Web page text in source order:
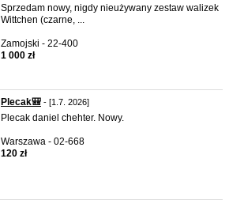
Sprzedam nowy, nigdy nieużywany zestaw walizek
Wittchen (czarne, ...
Zamojski - 22-400
1 000 zł
Plecak🎒 - [1.7. 2026]
Plecak daniel chehter. Nowy.
Warszawa - 02-668
120 zł